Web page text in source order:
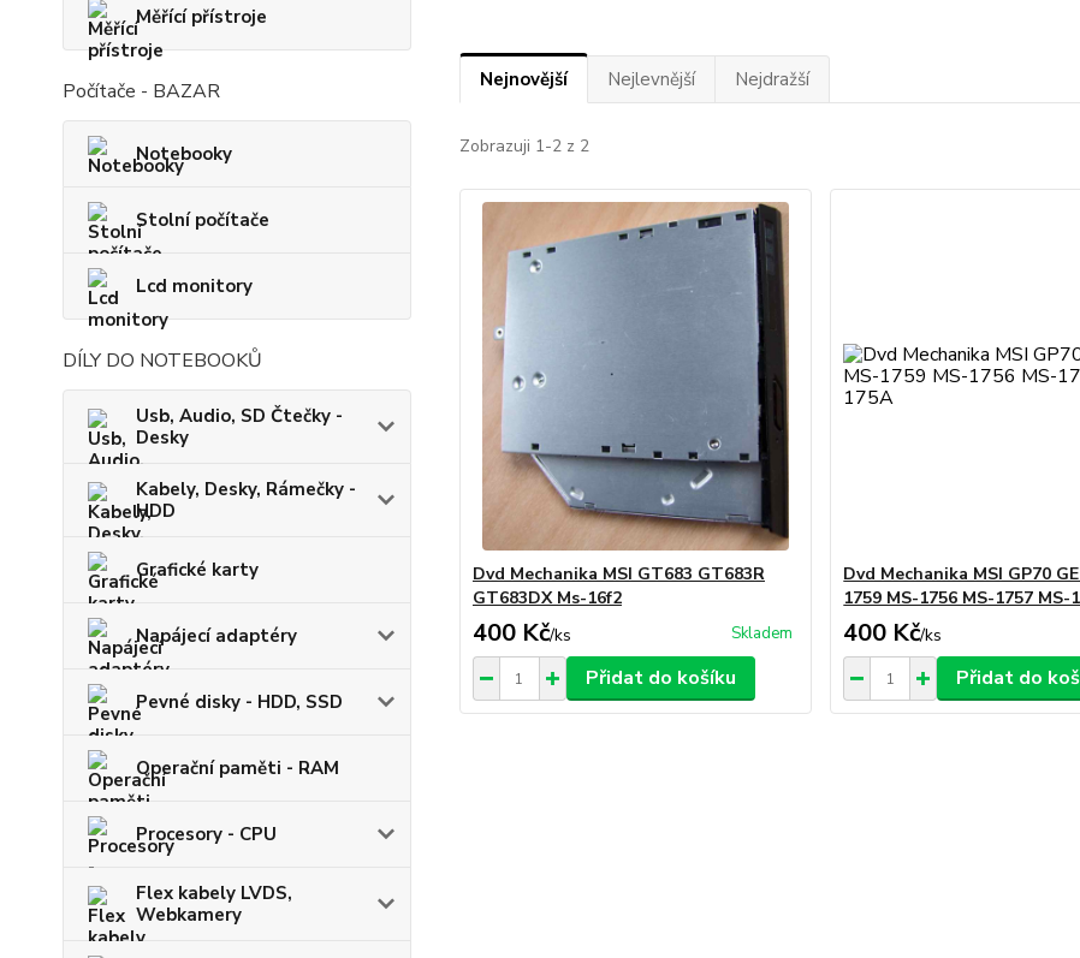
Měřící přístroje
Počítače - BAZAR
Notebooky
Stolní počítače
Lcd monitory
DÍLY DO NOTEBOOKŮ
Usb, Audio, SD Čtečky -
Desky
Kabely, Desky, Rámečky -
HDD
Grafické karty
Napájecí adaptéry
Pevné disky - HDD, SSD
Operační paměti - RAM
Procesory - CPU
Flex kabely LVDS,
Webkamery
Nejnovější Nejlevnější Nejdražší
Zobrazuji 1-2 z 2
Dvd Mechanika MSI GT683 GT683R
GT683DX Ms-16f2
400 Kč/ks Skladem
Přidat do košíku
Dvd Mechanika MSI GP70
1759 MS-1756 MS-1757 MS-
400 Kč/ks
Přidat do